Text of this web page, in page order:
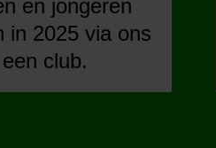
en jongeren
in 2025 via ons
club.